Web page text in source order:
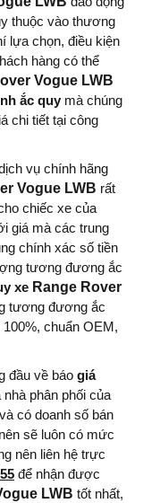
thuộc vào thương
lựa chọn, điều kiện
hàng có thể
Vogue LWB
ắc quy mà chúng
chi tiết tại công
vụ chính hãng
Vogue LWB rất
chiếc xe của
giá mà các trung
chính xác số tiền
tương đương ắc
xe Range Rover
tương đương ắc
chuẩn OEM,
đầu về báo giá
nhà phân phối của
có doanh số bán
sẽ luôn có mức
nên liên hệ trực
để nhận được
LWB tốt nhất,